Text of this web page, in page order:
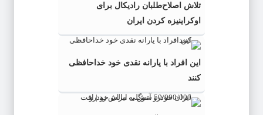
تلاش اصلاح‌طلبان رادیکال برای
اوکراینیزه کردن ایران
این افراد با یارانه نقدی خود خداحافظی
کنند